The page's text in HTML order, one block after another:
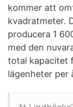
kommer att
kvadratmeter.
producera 1
med den
total kapacitet
lägenheter per